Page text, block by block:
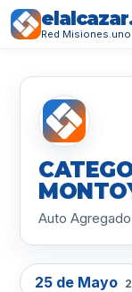
Red Misiones.uno
Auto
25 de Mayo 2